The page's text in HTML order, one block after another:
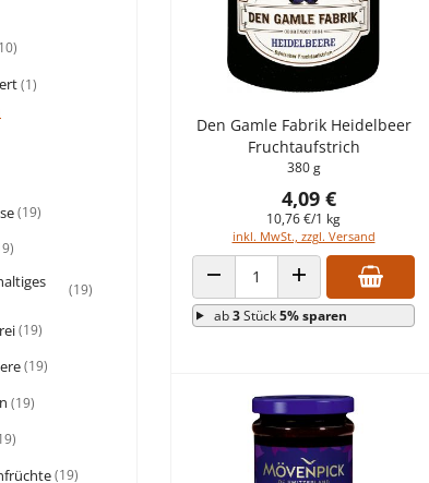
(1)
(19)
(19)
(19)
(19)
(19)
(19)
Den Gamle Fabrik Heidelbeer
Fruchtaufstrich
380 g
4,09 €
10,76 €/1 kg
inkl. MwSt., zzgl. Versand
ANZAHL VERRINGERNANZAHL ERHÖHEN
ab3Stück5% sparen